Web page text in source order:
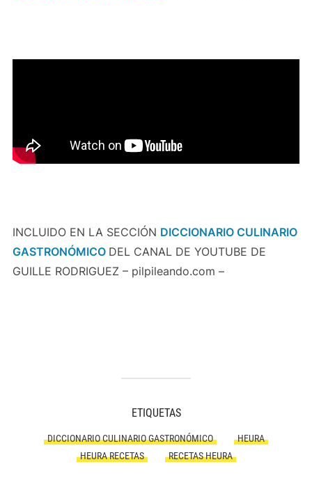
INCLUIDO EN LA SECCIÓN DICCIONARIO CULINARIO
GASTRONÓMICO DEL CANAL DE YOUTUBE DE
GUILLE RODRIGUEZ – pilpileando.com –
ETIQUETAS
DICCIONARIO CULINARIO GASTRONÓMICO
HEURA
HEURA RECETAS
RECETAS HEURA